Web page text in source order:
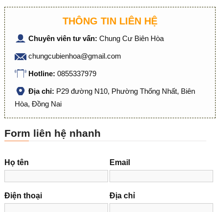
THÔNG TIN LIÊN HỆ
Chuyên viên tư vấn: Chung Cư Biên Hòa
chungcubienhoa@gmail.com
Hotline: 0855337979
Địa chỉ: P29 đường N10, Phường Thống Nhất, Biên
Hòa, Đồng Nai
Form liên hệ nhanh
Họ tên Email
Điện thoại Địa chỉ